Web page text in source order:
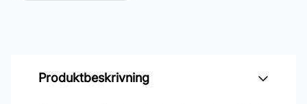
Produktbeskrivning